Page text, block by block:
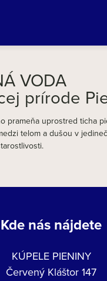
voda v
VODA
prírode
prameňa uprostred ticha
telom a dušou v
Kde nás nájdete
KÚPELE PIENINY
Červený Kláštor 147